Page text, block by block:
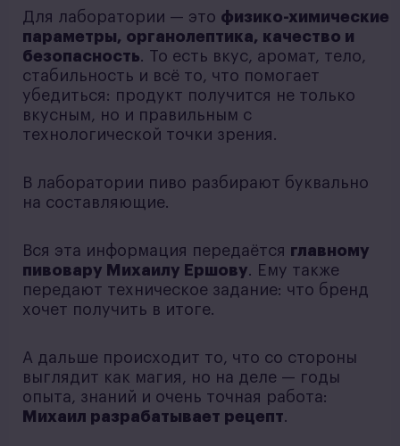
Для лаборатории — это физико-химические
параметры, органолептика, качество и
безопасность. То есть вкус, аромат, тело,
стабильность и всё то, что помогает
убедиться: продукт получится не только
вкусным, но и правильным с
технологической точки зрения.
В лаборатории пиво разбирают буквально
на составляющие.
Вся эта информация передаётся главному
пивовару Михаилу Ершову. Ему также
передают техническое задание: что бренд
хочет получить в итоге.
А дальше происходит то, что со стороны
выглядит как магия, но на деле — годы
опыта, знаний и очень точная работа:
Михаил разрабатывает рецепт.